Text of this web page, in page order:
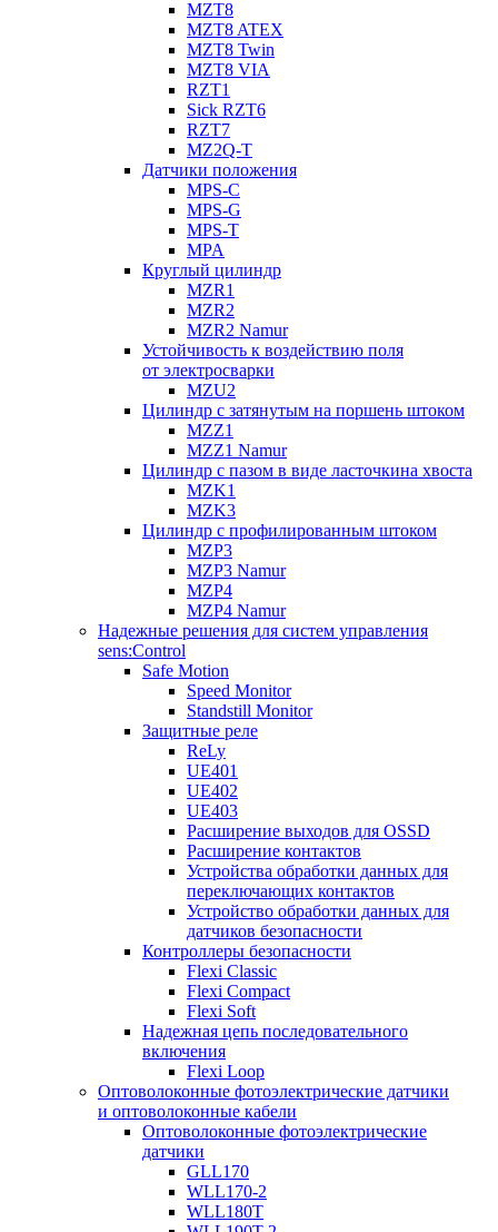
MZT8
MZT8 ATEX
MZT8 Twin
MZT8 VIA
RZT1
Sick RZT6
RZT7
MZ2Q-T
Датчики положения
MPS-C
MPS-G
MPS-T
MPA
Круглый цилиндр
MZR1
MZR2
MZR2 Namur
Устойчивость к воздействию поля
от электросварки
MZU2
Цилиндр с затянутым на поршень штоком
MZZ1
MZZ1 Namur
Цилиндр с пазом в виде ласточкина хвоста
MZK1
MZK3
Цилиндр с профилированным штоком
MZP3
MZP3 Namur
MZP4
MZP4 Namur
Надежные решения для систем управления
sens:Control
Safe Motion
Speed Monitor
Standstill Monitor
Защитные реле
ReLy
UE401
UE402
UE403
Расширение выходов для OSSD
Расширение контактов
Устройства обработки данных для
переключающих контактов
Устройство обработки данных для
датчиков безопасности
Контроллеры безопасности
Flexi Classic
Flexi Compact
Flexi Soft
Надежная цепь последовательного
включения
Flexi Loop
Оптоволоконные фотоэлектрические датчики
и оптоволоконные кабели
Оптоволоконные фотоэлектрические
датчики
GLL170
WLL170-2
WLL180T